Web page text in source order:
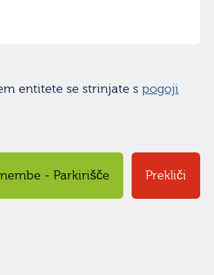
entitete se strinjate s pogoji
Prekliči